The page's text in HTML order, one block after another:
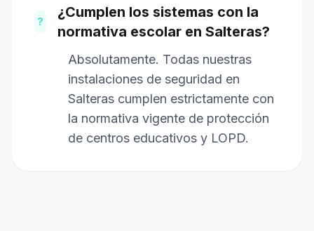
?
¿Cumplen los sistemas con la
normativa escolar en Salteras?
Absolutamente. Todas nuestras
instalaciones de seguridad en
Salteras cumplen estrictamente con
la normativa vigente de protección
de centros educativos y LOPD.